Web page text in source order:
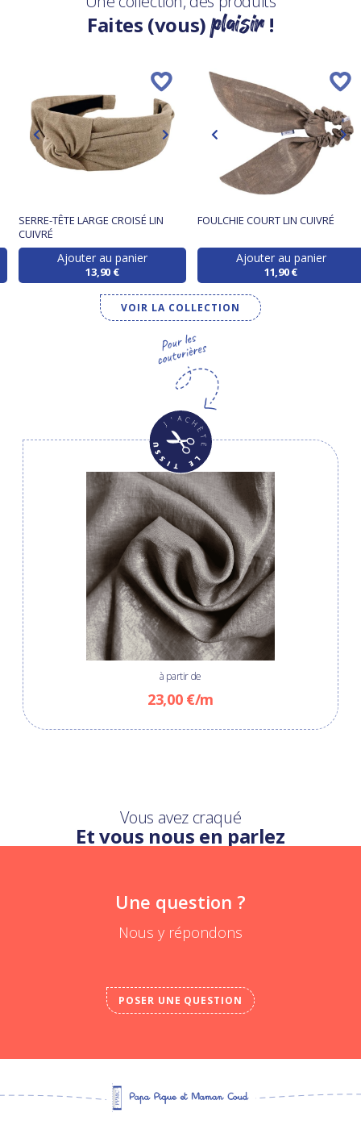
Faites (vous)plaisir!
SERRE-TÊTE LARGE CROISÉ LIN
CUIVRÉ
Ajouter au panier
13,90 €
FOULCHIE COURT LIN CUIVRÉ
Ajouter au panier
11,90 €
VOIR LA COLLECTION
à partir de
23,00 €/m
Vous avez craqué
Et vous nous en parlez
Une question ?
Nous y répondons
POSER UNE QUESTION